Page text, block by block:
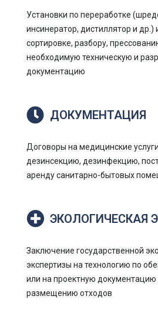
Установки по переработке
инсинератор, дистиллятор и др.)
сортировке, разбору,
необходимую техническую и
документацию
ДОКУМЕНТАЦИЯ
Договоры на медицинские
дезинсекцию, дезинфекцию,
аренду санитарно-бытовых
ЭКОЛОГИЧЕСКАЯ
Заключение государственной
экспертизы на технологию по
или на проектную документацию
размещению отходов